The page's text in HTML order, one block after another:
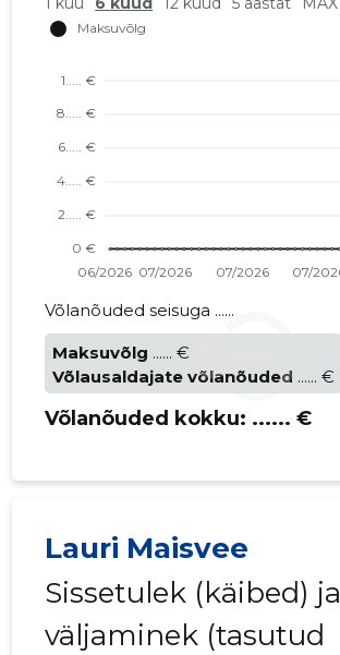
Võlanõuded seisuga ......
Maksuvõlg ...... €
Võlausaldajate võlanõuded ...... €
Võlanõuded kokku: ...... €
Lauri Maisvee
Sissetulek (käibed) ja
väljaminek (tasutud